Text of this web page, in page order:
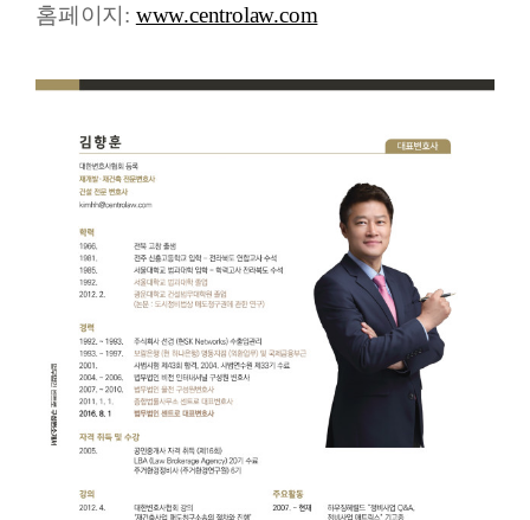
홈페이지: www.centrolaw.com